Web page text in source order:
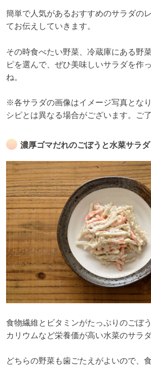
簡単で人気があるおすすめのサラダの
てお伝えしていきます。
その時食べたい野菜、冷蔵庫にある野
ピを選んで、ぜひ美味しいサラダを作
ね。
※各サラダの画像はイメージ写真とな
シピとは異なる場合がございます。ご
濃厚ゴマだれのごぼうと水菜サラダ
食物繊維とビタミンがたっぷりのごぼ
カリウムなど栄養価が高い水菜のサラダ
どちらの野菜も歯ごたえがよいので、